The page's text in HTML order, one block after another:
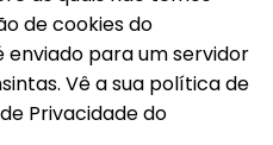
de cookies do
enviado para um servidor
Vê a sua política de
Privacidade do